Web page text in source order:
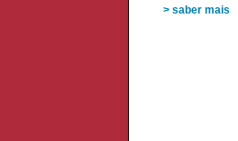
> saber mais